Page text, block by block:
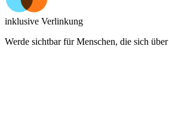
inklusive Verlinkung
Werde sichtbar für Menschen, die sich über